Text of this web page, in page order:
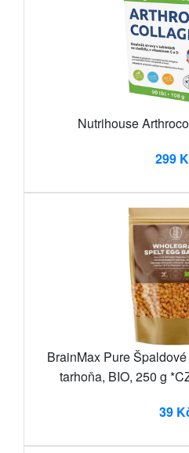
Nutrihouse
299
BrainMax Pure
tarhoňa, BIO, 250 g
39